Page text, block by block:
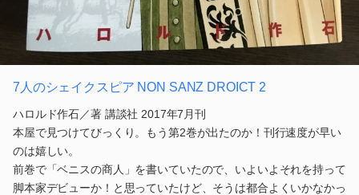
7人のシェイクスピア NON SANZ DROICT 2
ハロルド作石／著 講談社 2017年7月刊
本屋で見つけてびっくり。もう第2巻が出たのか！刊行速度が早い
のは嬉しい。
前巻で「ベニスの商人」を書いていたので、いよいよそれを持って
脚本家デビューか！と思っていたけど、そうは都合よくいかなかっ